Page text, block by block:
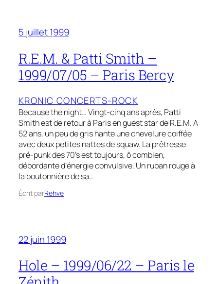
5 juillet 1999
R.E.M. & Patti Smith –
1999/07/05 – Paris Bercy
KRONIC CONCERTS-ROCK
Because the night… Vingt-cinq ans après, Patti
Smith est de retour à Paris en guest star de R.E.M. A
52 ans, un peu de gris hante une chevelure coiffée
avec deux petites nattes de squaw. La prêtresse
pré-punk des 70’s est toujours, ô combien,
débordante d’énergie convulsive. Un ruban rouge à
la boutonnière de sa…
Écrit parRehve
22 juin 1999
Hole – 1999/06/22 – Paris le